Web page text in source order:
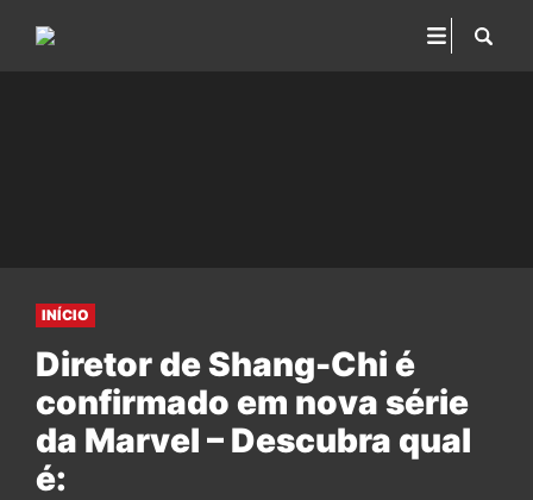
INÍCIO
Diretor de Shang-Chi é
confirmado em nova série
da Marvel – Descubra qual
é: